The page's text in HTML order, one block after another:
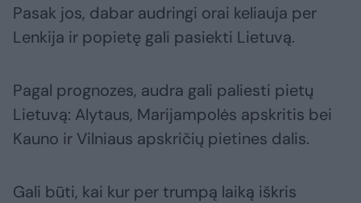
Pasak jos, dabar audringi orai keliauja per
Lenkija ir popietę gali pasiekti Lietuvą.
Pagal prognozes, audra gali paliesti pietų
Lietuvą: Alytaus, Marijampolės apskritis bei
Kauno ir Vilniaus apskričių pietines dalis.
Gali būti, kai kur per trumpą laiką iškris